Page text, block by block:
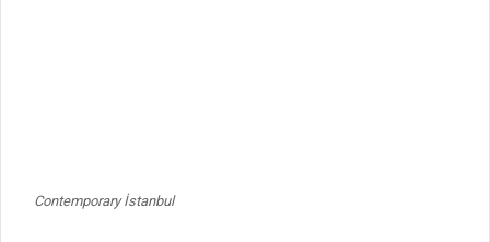
Contemporary İstanbul